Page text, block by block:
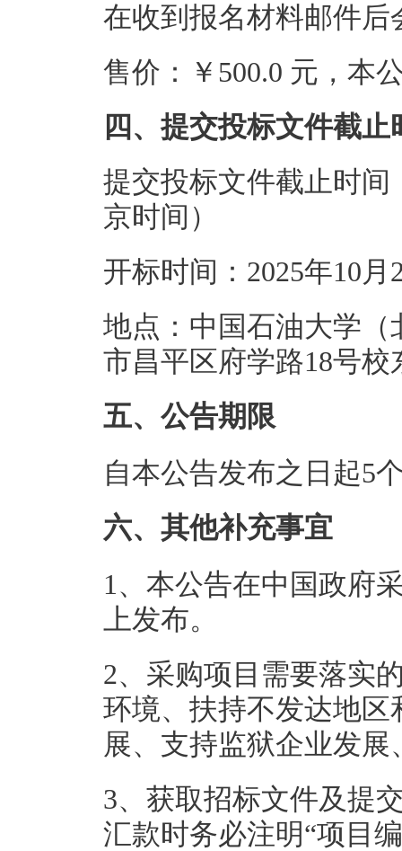
在收到报名材料邮件
售价：￥500.0 元，本
四、提交投标文件截
提交投标文件截止时间
京时间）
开标时间：2025年10
地点：中国石油大学（
市昌平区府学路18号校
五、公告期限
自本公告发布之日起5
六、其他补充事宜
1、本公告在中国政府
上发布。
2、采购项目需要落实
环境、扶持不发达地
展、支持监狱企业发
3、获取招标文件及提
汇款时务必注明“项目